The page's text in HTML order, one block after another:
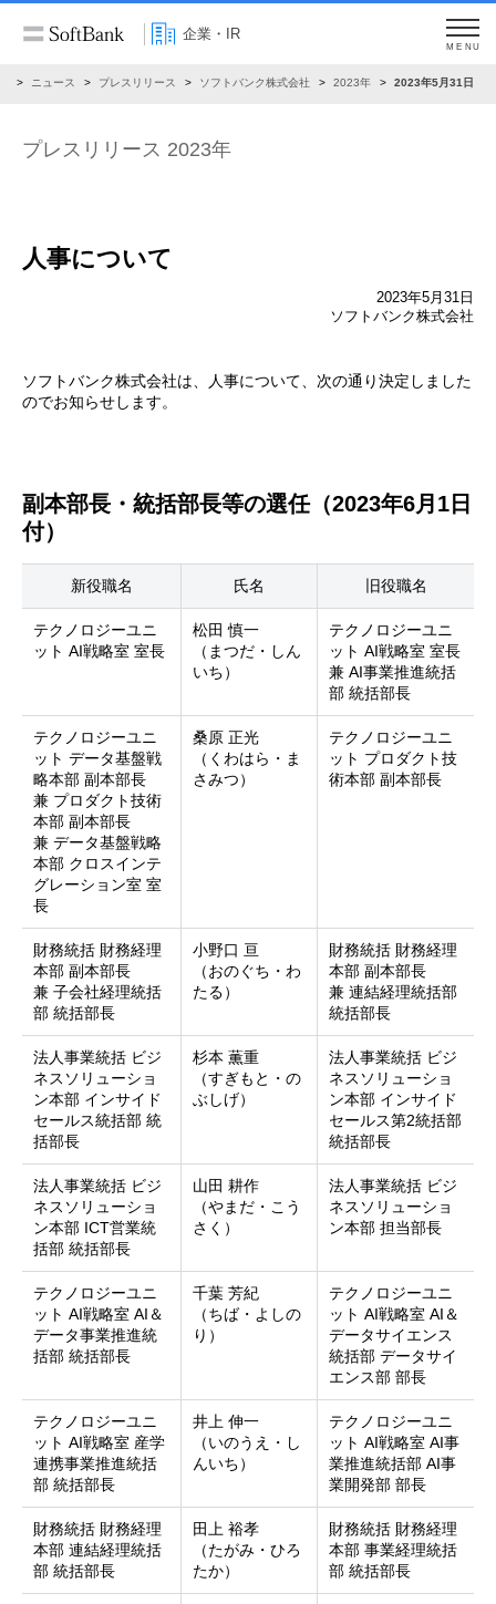
企業・IR
MENU
ニュース プレスリリース ソフトバンク株式会社 2023年 2023年5月31日
プレスリリース 2023年
人事について
2023年5月31日
ソフトバンク株式会社
ソフトバンク株式会社は、人事について、次の通り決定しました
のでお知らせします。
副本部長・統括部長等の選任（2023年6月1日
付）
新役職名 氏名 旧役職名
テクノロジーユニ
ット AI戦略室 室長
松田 慎一
（まつだ・しん
いち）
テクノロジーユニ
ット AI戦略室 室長
兼 AI事業推進統括
部 統括部長
テクノロジーユニ
ット データ基盤戦
略本部 副本部長
兼 プロダクト技術
本部 副本部長
兼 データ基盤戦略
本部 クロスインテ
グレーション室 室
長
桑原 正光
（くわはら・ま
さみつ）
テクノロジーユニ
ット プロダクト技
術本部 副本部長
財務統括 財務経理
本部 副本部長
兼 子会社経理統括
部 統括部長
小野口 亘
（おのぐち・わ
たる）
財務統括 財務経理
本部 副本部長
兼 連結経理統括部
統括部長
法人事業統括 ビジ
ネスソリューショ
ン本部 インサイド
セールス統括部 統
括部長
杉本 薫重
（すぎもと・の
ぶしげ）
法人事業統括 ビジ
ネスソリューショ
ン本部 インサイド
セールス第2統括部
統括部長
法人事業統括 ビジ
ネスソリューショ
ン本部 ICT営業統
括部 統括部長
山田 耕作
（やまだ・こう
さく）
法人事業統括 ビジ
ネスソリューショ
ン本部 担当部長
テクノロジーユニ
ット AI戦略室 AI＆
データ事業推進統
括部 統括部長
千葉 芳紀
（ちば・よしの
り）
テクノロジーユニ
ット AI戦略室 AI＆
データサイエンス
統括部 データサイ
エンス部 部長
テクノロジーユニ
ット AI戦略室 産学
連携事業推進統括
部 統括部長
井上 伸一
（いのうえ・し
んいち）
テクノロジーユニ
ット AI戦略室 AI事
業推進統括部 AI事
業開発部 部長
財務統括 財務経理
本部 連結経理統括
部 統括部長
田上 裕孝
（たがみ・ひろ
たか）
財務統括 財務経理
本部 事業経理統括
部 統括部長